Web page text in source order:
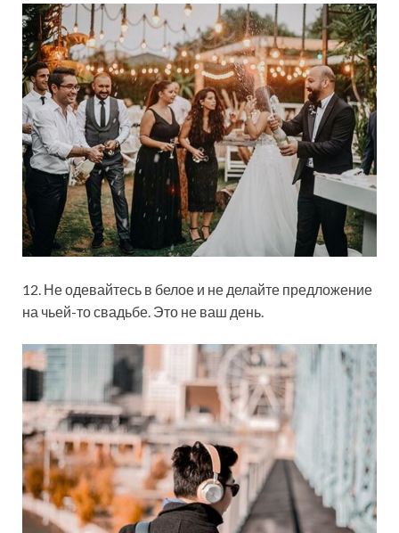
12. Не одевайтесь в белое и не делайте предложение
на чьей-то свадьбе. Это не ваш день.